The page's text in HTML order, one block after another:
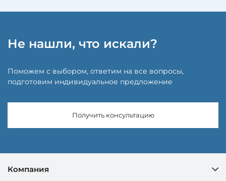
Не нашли, что искали?
Поможем с выбором, ответим на все вопросы,
подготовим индивидуальное предложение
Получить консультацию
Компания